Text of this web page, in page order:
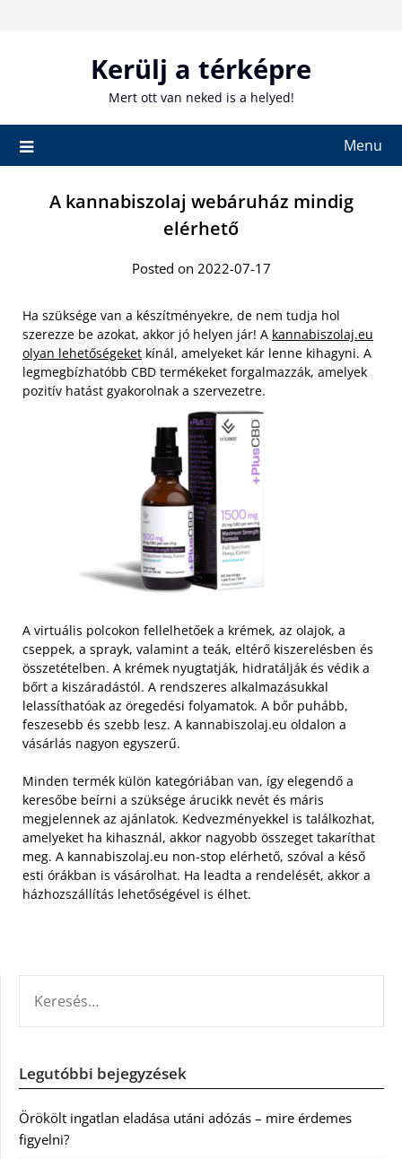
Kerülj a térképre
Mert ott van neked is a helyed!
Menu
A kannabiszolaj webáruház mindig
elérhető
Posted on 2022-07-17
Ha szüksége van a készítményekre, de nem tudja hol
szerezze be azokat, akkor jó helyen jár! A kannabiszolaj.eu
olyan lehetőségeket kínál, amelyeket kár lenne kihagyni. A
legmegbízhatóbb CBD termékeket forgalmazzák, amelyek
pozitív hatást gyakorolnak a szervezetre.
A virtuális polcokon fellelhetőek a krémek, az olajok, a
cseppek, a sprayk, valamint a teák, eltérő kiszerelésben és
összetételben. A krémek nyugtatják, hidratálják és védik a
bőrt a kiszáradástól. A rendszeres alkalmazásukkal
lelassíthatóak az öregedési folyamatok. A bőr puhább,
feszesebb és szebb lesz. A kannabiszolaj.eu oldalon a
vásárlás nagyon egyszerű.
Minden termék külön kategóriában van, így elegendő a
keresőbe beírni a szüksége árucikk nevét és máris
megjelennek az ajánlatok. Kedvezményekkel is találkozhat,
amelyeket ha kihasznál, akkor nagyobb összeget takaríthat
meg. A kannabiszolaj.eu non-stop elérhető, szóval a késő
esti órákban is vásárolhat. Ha leadta a rendelését, akkor a
házhozszállítás lehetőségével is élhet.
Legutóbbi bejegyzések
Örökölt ingatlan eladása utáni adózás – mire érdemes
figyelni?